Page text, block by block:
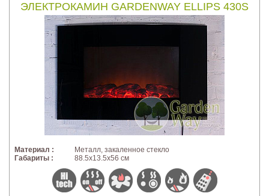
ЭЛЕКТРОКАМИН GARDENWAY ELLIPS 430S
Материал :
Металл, закаленное стекло
Габариты :
88.5x13.5x56 см